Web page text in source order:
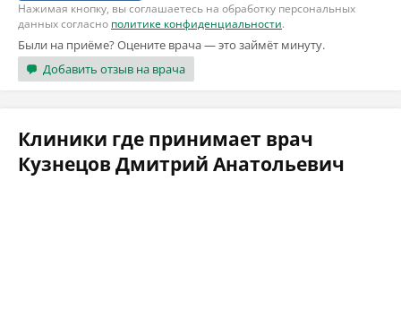
Нажимая кнопку, вы соглашаетесь на обработку персональных
данных согласно политике конфиденциальности.
Были на приёме? Оцените врача — это займёт минуту.
Добавить отзыв на врача
Клиники где принимает врач
Кузнецов Дмитрий Анатольевич